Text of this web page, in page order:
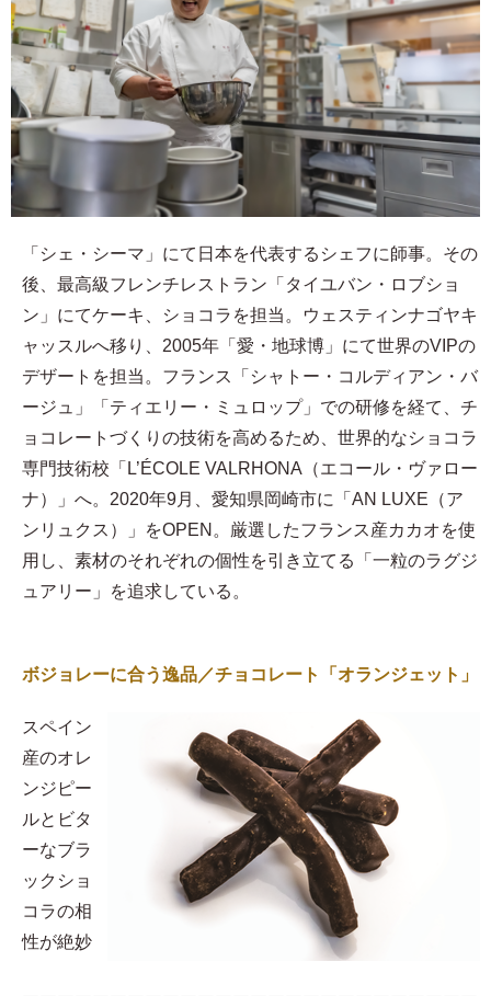
「シェ・シーマ」にて日本を代表するシェフに師事。その
後、最高級フレンチレストラン「タイユバン・ロブショ
ン」にてケーキ、ショコラを担当。ウェスティンナゴヤキ
ャッスルへ移り、2005年「愛・地球博」にて世界のVIPの
デザートを担当。フランス「シャトー・コルディアン・バ
ージュ」「ティエリー・ミュロップ」での研修を経て、チ
ョコレートづくりの技術を高めるため、世界的なショコラ
専門技術校「L’ÉCOLE VALRHONA（エコール・ヴァロー
ナ）」へ。2020年9月、愛知県岡崎市に「AN LUXE（ア
ンリュクス）」をOPEN。厳選したフランス産カカオを使
用し、素材のそれぞれの個性を引き立てる「一粒のラグジ
ュアリー」を追求している。
ボジョレーに合う逸品／チョコレート「オランジェット」
スペイン
産のオレ
ンジピー
ルとビタ
ーなブラ
ックショ
コラの相
性が絶妙